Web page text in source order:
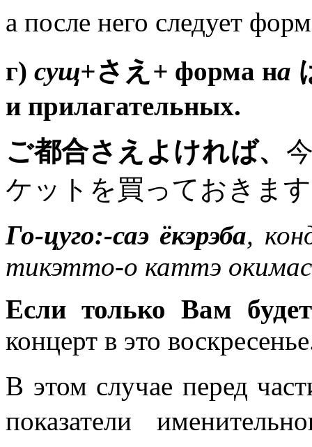
а после него следует
г) сущ+さえ + форма на
и прилагательных.
ご都合さえよければ、
ケットを買っておきま
Го-цуго:-саэ ёкэрэба,
тикэтто-о каттэ
Если только Вам
концерт в это
В этом случае перед
показатели